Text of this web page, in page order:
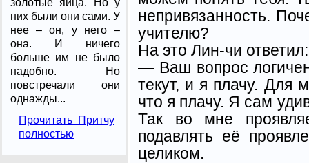
золотые яйца. Но у
них были они сами. У
нее – он, у него –
она. И ничего
больше им не было
надобно. Но
повстречали они
однажды...
Прочитать Притчу
полностью
непривязанность.
учителю?
На это Лин-чи ответил:
— Ваш вопрос
текут, и я плачу. Для
что я плачу. Я сам
Так во мне
подавлять её
целиком.